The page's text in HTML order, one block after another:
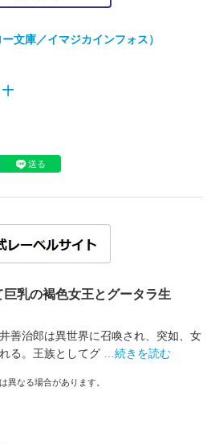
文庫／イマジカインフォス）
送る
乳の褐色女王とグータラ生
善治郎は異世界に召喚され、突如、女
る。王族としてグ
…続きを読む
異なる場合があります。